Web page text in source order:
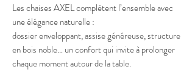
Les chaises AXEL complètent l’ensemble avec
une élégance naturelle :
dossier enveloppant, assise généreuse, structure
en bois noble… un confort qui invite à prolonger
chaque moment autour de la table.